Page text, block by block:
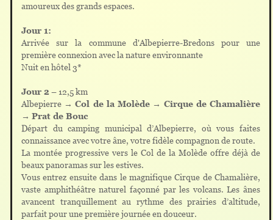
amoureux des grands espaces.
Jour 1:
Arrivée sur la commune d'Albepierre-Bredons pour une
première connexion avec la nature environnante
Nuit en hôtel 3*
Jour 2– 12,5 km
Albepierre →Col de la Molède → Cirque de Chamalière
→ Prat de Bouc
Départ du camping municipal d’Albepierre, où vous faites
connaissance avec votre âne, votre fidèle compagnon de route.
La montée progressive vers le Col de la Molède offre déjà de
beaux panoramas sur les estives.
Vous entrez ensuite dans le magnifique Cirque de Chamalière,
vaste amphithéâtre naturel façonné par les volcans. Les ânes
avancent tranquillement au rythme des prairies d’altitude,
parfait pour une première journée en douceur.